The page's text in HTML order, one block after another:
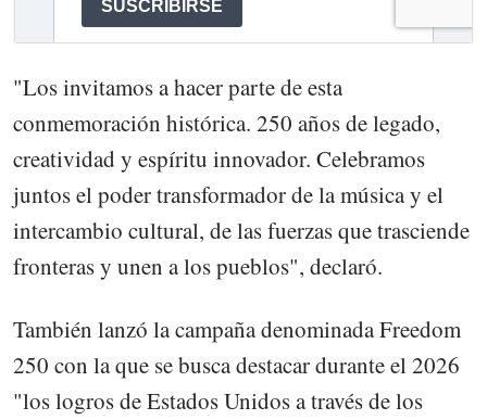
"Los invitamos a hacer parte de esta
conmemoración histórica. 250 años de legado,
creatividad y espíritu innovador. Celebramos
juntos el poder transformador de la música y el
intercambio cultural, de las fuerzas que trasciende
fronteras y unen a los pueblos", declaró.
También lanzó la campaña denominada Freedom
250 con la que se busca destacar durante el 2026
"los logros de Estados Unidos a través de los